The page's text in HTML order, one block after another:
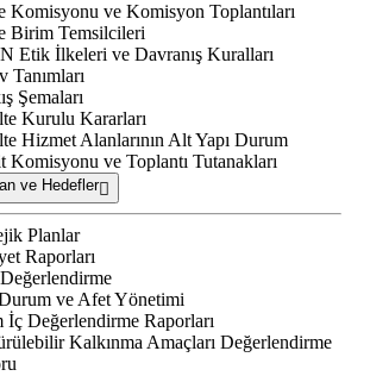
Komisyonu ve Komisyon Toplantıları
Birim Temsilcileri
Etik İlkeleri ve Davranış Kuralları
Tanımları
Şemaları
Kurulu Kararları
Hizmet Alanlarının Alt Yapı Durum
Komisyonu ve Toplantı Tutanakları
ve Hedefler
Planlar
Raporları
ve Afet Yönetimi
İç Değerlendirme Raporları
Kalkınma Amaçları Değerlendirme